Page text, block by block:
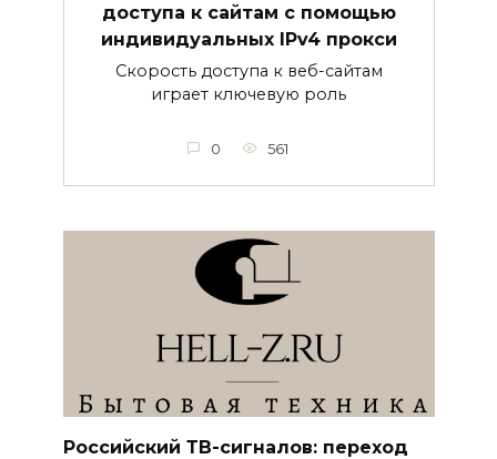
доступа к сайтам с помощью
индивидуальных IPv4 прокси
Скорость доступа к веб-сайтам
играет ключевую роль
0 561
Российский ТВ-сигналов: переход